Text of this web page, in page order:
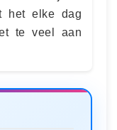
het elke dag
te veel aan